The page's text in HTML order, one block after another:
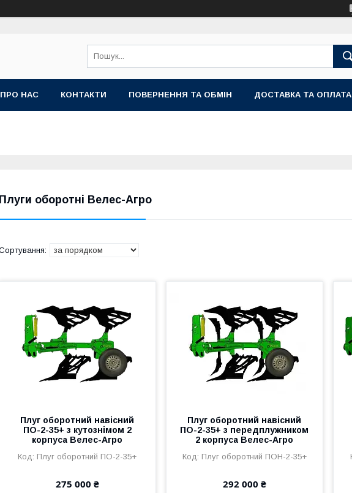
ПРО НАС КОНТАКТИ ПОВЕРНЕННЯ ТА ОБМІН ДОСТАВКА ТА ОПЛАТА
Плуги оборотні Велес-Агро
Плуг оборотний навісний
ПО-2-35+ з кутознімом 2
корпуса Велес-Агро
Плуг оборотний ПО-2-35+
275 000 ₴
Плуг оборотний навісний
ПО-2-35+ з передплужником
2 корпуса Велес-Агро
Плуг оборотний ПОН-2-35+
292 000 ₴